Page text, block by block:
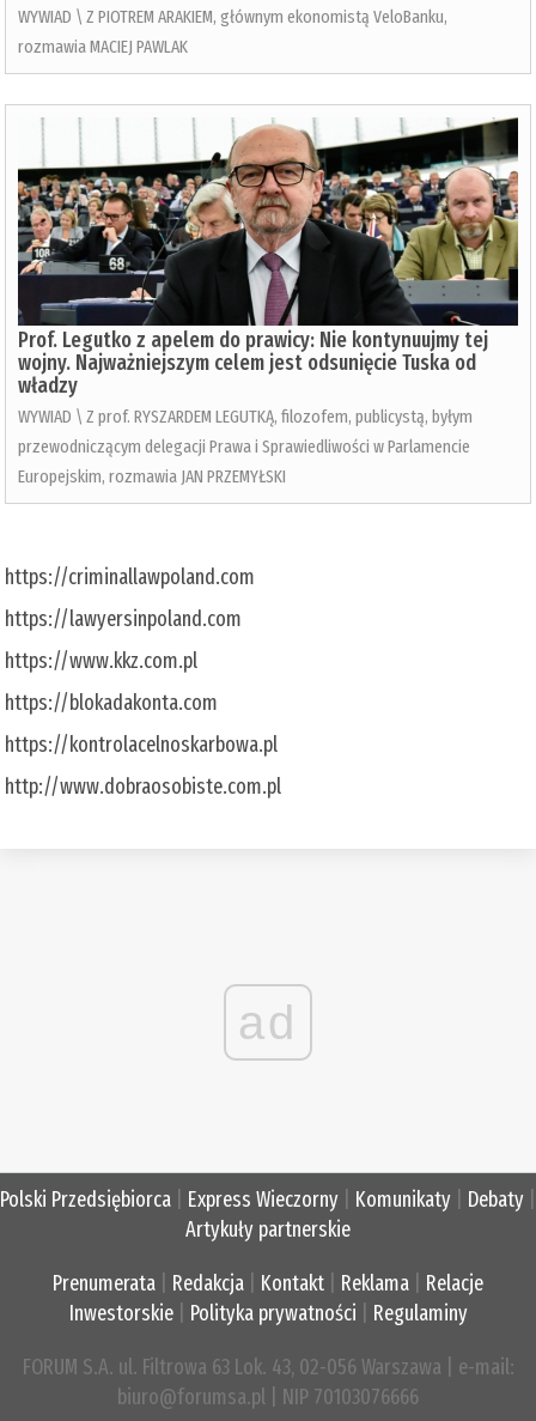
WYWIAD \ Z PIOTREM ARAKIEM, głównym ekonomistą VeloBanku,
rozmawia MACIEJ PAWLAK
Prof. Legutko z apelem do prawicy: Nie kontynuujmy tej
wojny. Najważniejszym celem jest odsunięcie Tuska od
władzy
WYWIAD \ Z prof. RYSZARDEM LEGUTKĄ, filozofem, publicystą, byłym
przewodniczącym delegacji Prawa i Sprawiedliwości w Parlamencie
Europejskim, rozmawia JAN PRZEMYŁSKI
https://criminallawpoland.com
https://lawyersinpoland.com
https://www.kkz.com.pl
https://blokadakonta.com
https://kontrolacelnoskarbowa.pl
http://www.dobraosobiste.com.pl
ad
Polski Przedsiębiorca Express Wieczorny Komunikaty Debaty
Artykuły partnerskie
Prenumerata Redakcja Kontakt Reklama
Relacje
Inwestorskie| Polityka prywatności Regulaminy
FORUM S.A. ul. Filtrowa 63 Lok. 43, 02-056 Warszawa | e-mail:
biuro@forumsa.pl | NIP 70103076666